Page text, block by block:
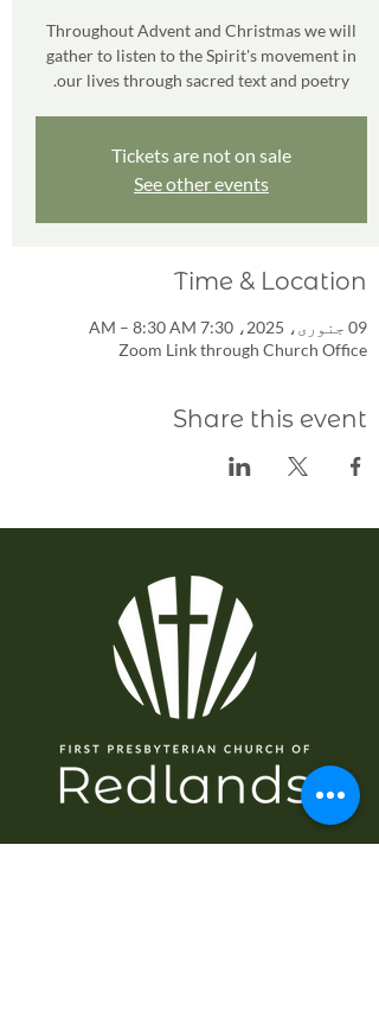
Throughout Advent and Christmas we will
gather to listen to the Spirit's movement in
our lives through sacred text and poetry.
Tickets are not on sale
See other events
Time & Location
09 جنوری، 2025، 7:30 AM – 8:30 AM
Zoom Link through Church Office
Share this event